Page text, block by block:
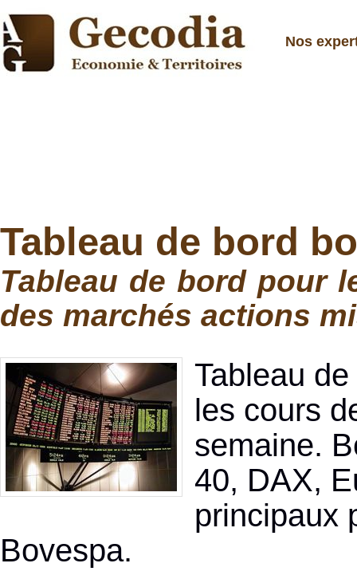
Nos
Tableau de bord
Tableau de bord pour
des marchés actions
Tableau
les cours
semaine.
40, DAX,
principaux
Bovespa.